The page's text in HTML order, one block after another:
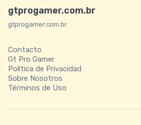
gtprogamer.com.br
gtprogamer.com.br
Contacto
Gt Pro Gamer
Política de Privacidad
Sobre Nosotros
Términos de Uso